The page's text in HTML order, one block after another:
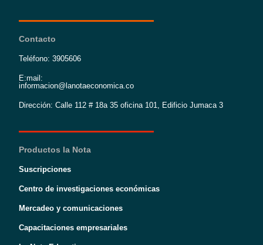
Contacto
Teléfono: 3905606
E:mail:
informacion@lanotaeconomica.co
Dirección: Calle 112 # 18a 35 oficina 101, Edificio Jumaca 3
Productos la Nota
Suscripciones
Centro de investigaciones económicas
Mercadeo y comunicaciones
Capacitaciones empresariales